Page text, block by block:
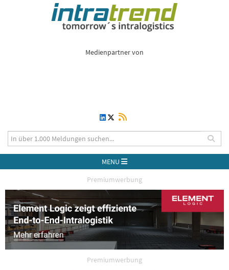
Medienpartner von
MENU
Premiumwerbung
Premiumwerbung